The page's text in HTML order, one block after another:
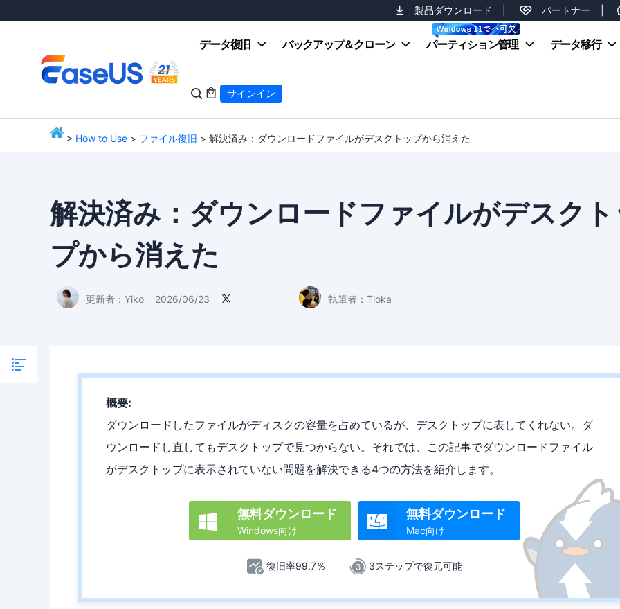
製品ダウンロード パートナー
データ復旧 バックアップ＆クローン パーティション管理 データ移行
  サインイン
> How to Use > ファイル復旧 > 解決済み：ダウンロードファイルがデスクトップから消えた
解決済み：ダウンロードファイルがデスク
プから消えた
更新者： Yiko 2026/06/23  執筆者： Tioka
概要:
ダウンロードしたファイルがディスクの容量を占めているが、デスクトップに表してくれない。ダ
ウンロードし直してもデスクトップで見つからない。それでは、この記事でダウンロードファイル
がデスクトップに表示されていない問題を解決できる4つの方法を紹介します。
 無料ダウンロード
Windows向け

無料ダウンロード
Mac向け
復旧率99.7％ 3ステップで復元可能